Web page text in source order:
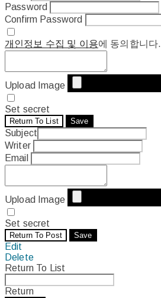
Password
Confirm Password
개인정보 수집 및 이용에 동의합니다.
Upload Image
Set secret
Return To List Save
Subject
Writer
Email
Upload Image
Set secret
Return To Post Save
Edit
Delete
Return To List
Return